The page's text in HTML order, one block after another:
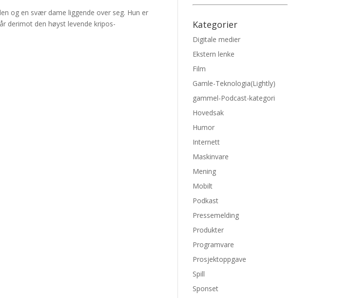
og en svær dame liggende over seg. Hun er
derimot den høyst levende kripos-
Kategorier
Digitale medier
Ekstern lenke
Film
Gamle-Teknologia(Lightly)
gammel-Podcast-kategori
Hovedsak
Humor
Internett
Maskinvare
Mening
Mobilt
Podkast
Pressemelding
Produkter
Programvare
Prosjektoppgave
Spill
Sponset